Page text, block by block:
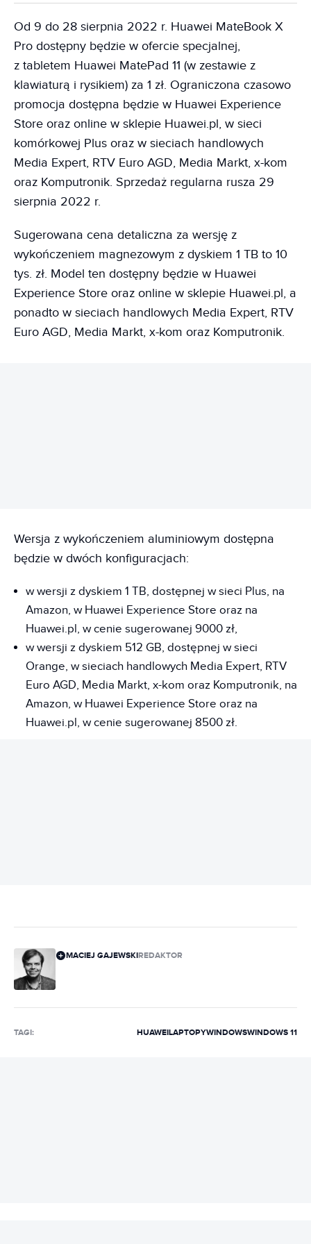
Od 9 do 28 sierpnia 2022 r. Huawei MateBook X
Pro dostępny będzie w ofercie specjalnej,
z tabletem Huawei MatePad 11 (w zestawie z
klawiaturą i rysikiem) za 1 zł. Ograniczona czasowo
promocja dostępna będzie w Huawei Experience
Store oraz online w sklepie Huawei.pl, w sieci
komórkowej Plus oraz w sieciach handlowych
Media Expert, RTV Euro AGD, Media Markt, x-kom
oraz Komputronik. Sprzedaż regularna rusza 29
sierpnia 2022 r.
Sugerowana cena detaliczna za wersję z
wykończeniem magnezowym z dyskiem 1 TB to 10
tys. zł. Model ten dostępny będzie w Huawei
Experience Store oraz online w sklepie Huawei.pl, a
ponadto w sieciach handlowych Media Expert, RTV
Euro AGD, Media Markt, x-kom oraz Komputronik.
Wersja z wykończeniem aluminiowym dostępna
będzie w dwóch konfiguracjach:
w wersji z dyskiem 1 TB, dostępnej w sieci Plus, na
Amazon, w Huawei Experience Store oraz na
Huawei.pl, w cenie sugerowanej 9000 zł,
w wersji z dyskiem 512 GB, dostępnej w sieci
Orange, w sieciach handlowych Media Expert, RTV
Euro AGD, Media Markt, x-kom oraz Komputronik, na
Amazon, w Huawei Experience Store oraz na
Huawei.pl, w cenie sugerowanej 8500 zł.
MACIEJ GAJEWSKIREDAKTOR
TAGI: HUAWEILAPTOPYWINDOWSWINDOWS 11